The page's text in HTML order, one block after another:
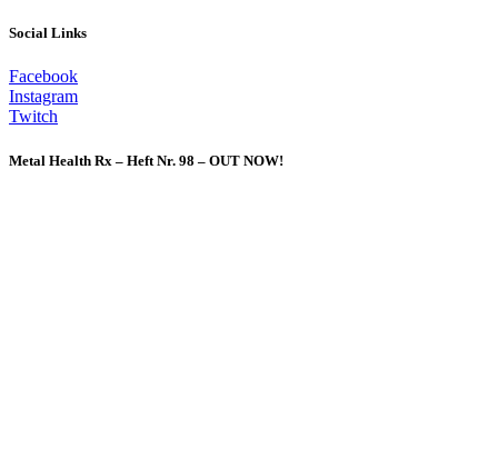
Social Links
Facebook
Instagram
Twitch
Metal Health Rx – Heft Nr. 98 – OUT NOW!